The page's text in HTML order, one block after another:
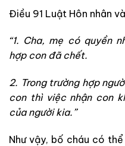
Điều 91 Luật Hôn nhân
“1. Cha, mẹ có quyền
hợp con đã chết.
2. Trong trường hợp
con thì việc nhận con
của người kia.”
Như vậy, bố cháu có